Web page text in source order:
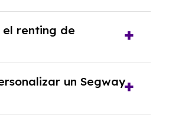
en el que pagas una
por el uso del coche
determinado,
2 y 5 años.
el renting de
mantenimiento,
asistencia en
de la documentación.
un Segway